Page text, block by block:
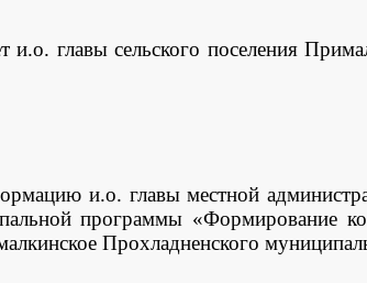
и.о. главы сельского поселения
и.о. главы местной
программы «Формирование
Прохладненского